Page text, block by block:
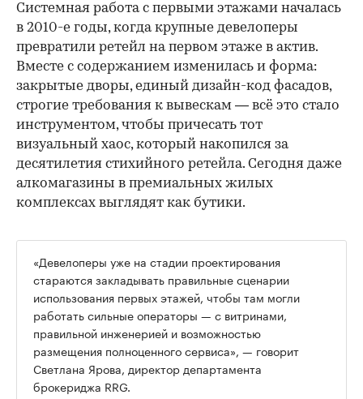
Системная работа с первыми этажами началась
в 2010-е годы, когда крупные девелоперы
превратили ретейл на первом этаже в актив.
Вместе с содержанием изменилась и форма:
закрытые дворы, единый дизайн-код фасадов,
строгие требования к вывескам — всё это стало
инструментом, чтобы причесать тот
визуальный хаос, который накопился за
десятилетия стихийного ретейла. Сегодня даже
алкомагазины в премиальных жилых
комплексах выглядят как бутики.
00:00
«Девелоперы уже на стадии проектирования
стараются закладывать правильные сценарии
использования первых этажей, чтобы там могли
работать сильные операторы — с витринами,
правильной инженерией и возможностью
размещения полноценного сервиса», — говорит
Светлана Ярова, директор департамента
брокериджа RRG.